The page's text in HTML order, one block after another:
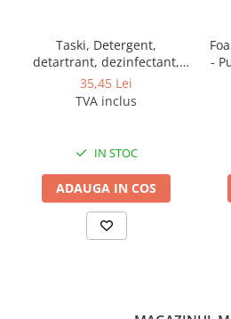
Rezerva aparate odorizante
Site odorizante pisoar
Produse de curatenie
Carucioare bucatarie
Carucioare curatenie
Lavete profesionale
Mopuri Profesionale
Taski, Detergent,
detartrant, dezinfectant,
dezodorizant profesional
pentru grupuri sanitare
35,45 Lei
TVA inclus
IN STOC
ADAUGA IN COS
-